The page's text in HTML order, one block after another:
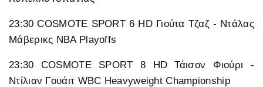
23:30 COSMOTE SPORT 6 HD Γιούτα Τζαζ - Ντάλας
Μάβερικς NBA Playoffs
23:30 COSMOTE SPORT 8 HD Τάισον Φιούρι -
Ντίλιαν Γουάιτ WBC Heavyweight Championship